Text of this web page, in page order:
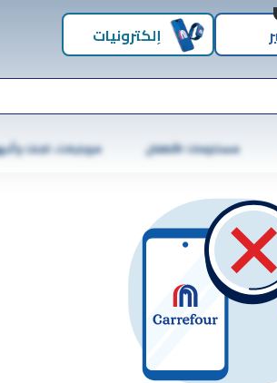
إلكترونيات
مستلزمات الأطفال موبايلات، تابلت